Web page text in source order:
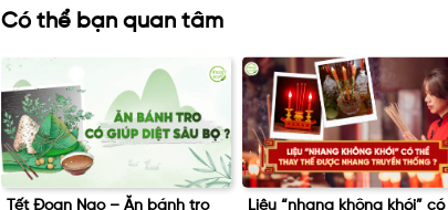
Có thể bạn quan tâm
Liệu “nhang không khói” có
Bệnh xoang, khói nhang và